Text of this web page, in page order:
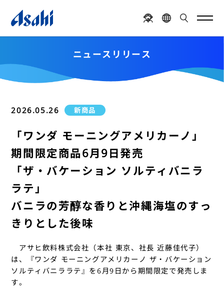
ニュースリリース
新商品
2026.05.26
「ワンダ モーニングアメリカーノ」
期間限定商品6月9日発売
「ザ・バケーション ソルティバニラ
ラテ」
バニラの芳醇な香りと沖縄海塩のすっ
きりとした後味
アサヒ飲料株式会社（本社 東京、社長 近藤佳代子）
は、『ワンダ モーニングアメリカーノ ザ・バケーション
ソルティバニララテ』を6月9日から期間限定で発売しま
す。